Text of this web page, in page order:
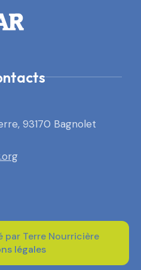
93170 Bagnolet
par Terre Nourricière
légales